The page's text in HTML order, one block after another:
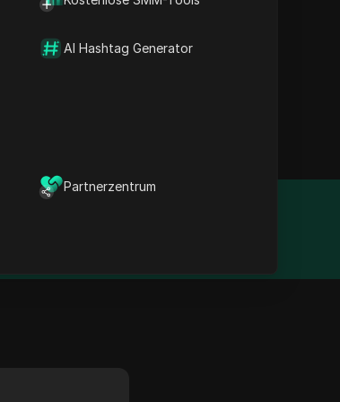
AI Hashtag Generator
Partnerzentrum
ist äußerst
und
ermöglicht.